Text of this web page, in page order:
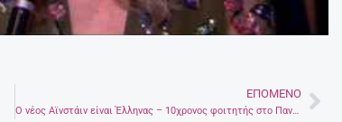
ΕΠΌΜΕΝΟ
Ο νέος Αϊνστάιν είναι Έλληνας – 10χρονος φοιτητής στο ΠανεπιστήμιοNext